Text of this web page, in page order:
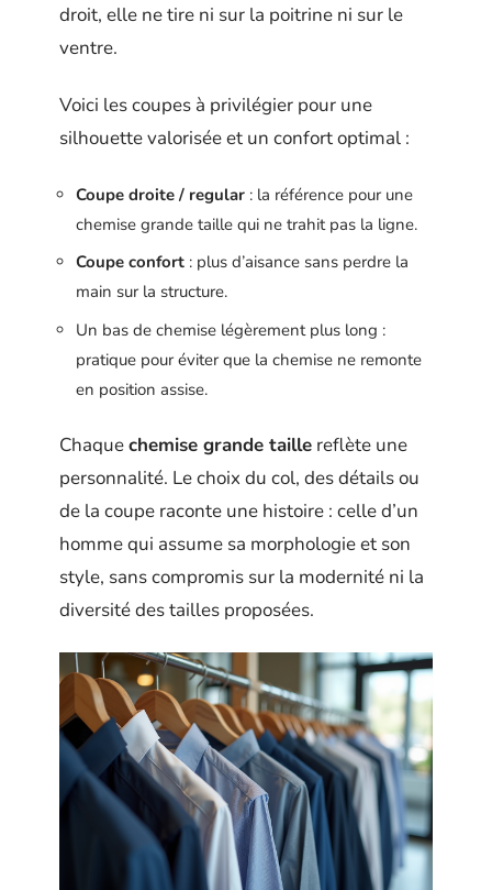
droit, elle ne tire ni sur la poitrine ni sur le
ventre.
Voici les coupes à privilégier pour une
silhouette valorisée et un confort optimal :
Coupe droite / regular : la référence pour une
chemise grande taille qui ne trahit pas la ligne.
Coupe confort : plus d’aisance sans perdre la
main sur la structure.
Un bas de chemise légèrement plus long :
pratique pour éviter que la chemise ne remonte
en position assise.
Chaquechemise grande taille reflète une
personnalité. Le choix du col, des détails ou
de la coupe raconte une histoire : celle d’un
homme qui assume sa morphologie et son
style, sans compromis sur la modernité ni la
diversité des tailles proposées.